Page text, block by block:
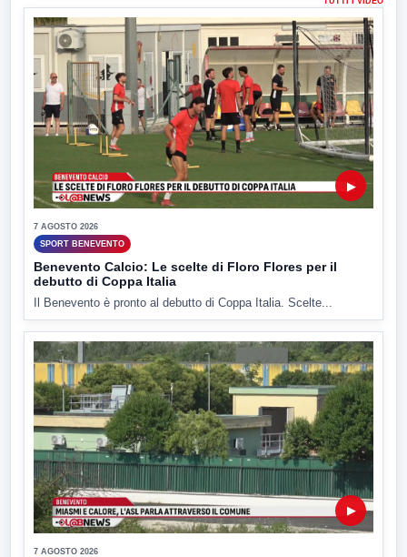
▶
7 AGOSTO 2026
SPORT BENEVENTO
Benevento Calcio: Le scelte di Floro Flores per il
debutto di Coppa Italia
Il Benevento è pronto al debutto di Coppa Italia. Scelte...
▶
7 AGOSTO 2026